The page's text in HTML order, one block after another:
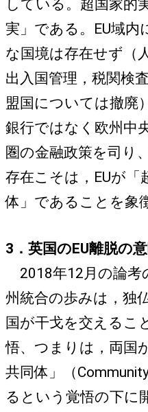
している。超国家的
実」である。EU域内
な国境は存在せず（
出入国管理，税関検
盟国については撤廃
銀行ではなく欧州中
圏の金融政策を司り
存在こそは，EUが「
体」であることを象
3．英国のEU離脱の
2018年12月の論考
州統合の歩みは，独
国が干戈を交えるこ
悟、つまりは，両国
共同体」（
るという覚悟の下に